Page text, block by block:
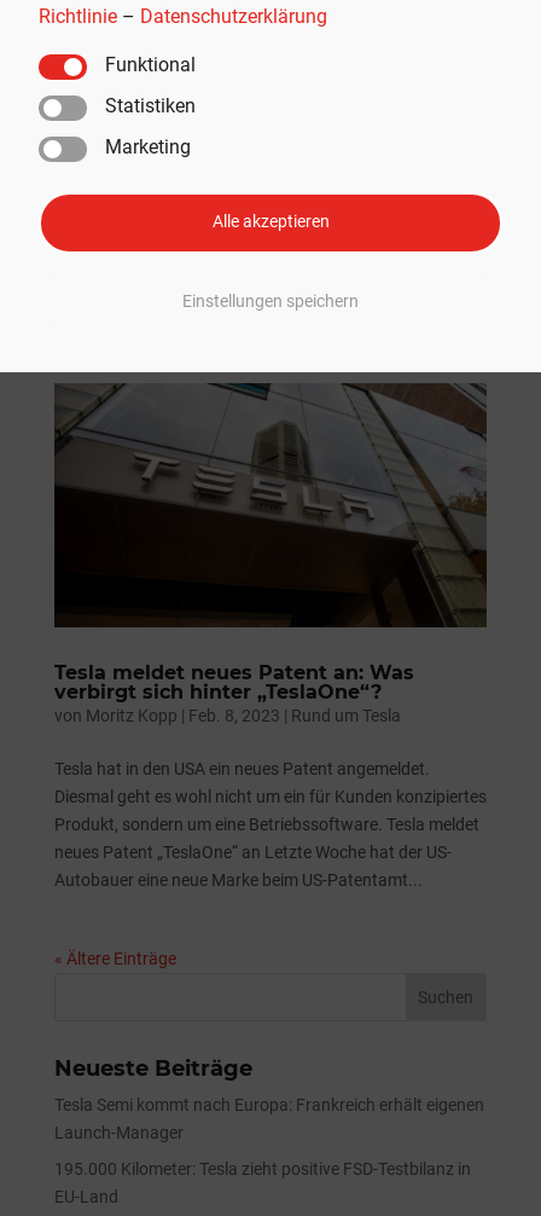
Richtlinie – Datenschutzerklärung
Funktional
Statistiken
Marketing
Alle akzeptieren
Einstellungen speichern
„Neues Metall“: Tesla-CEO Elon Musk
bestätigt Materialpatent für Cybertruck
von
Modelle
futuristischen Design und seiner ungewöhnlichen Form.
auch bei der Materialwahl setzt Tesla auf ein für die
Tesla meldet neues Patent an: Was
verbirgt sich hinter „TeslaOne“?
von Moritz Kopp | Feb. 8, 2023 | Rund um Tesla
Tesla hat in den USA ein neues Patent angemeldet.
Diesmal geht es wohl nicht um ein für Kunden konzipiertes
Produkt, sondern um eine Betriebssoftware. Tesla meldet
neues Patent „TeslaOne“ an Letzte Woche hat der US-
Autobauer eine neue Marke beim US-Patentamt...
« Ältere Einträge
Neueste Beiträge
Tesla Semi kommt nach Europa: Frankreich erhält eigenen
Launch-Manager
195.000 Kilometer: Tesla zieht positive FSD-Testbilanz in
EU-Land